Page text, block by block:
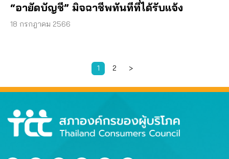
“อายัดบัญชี” มิจฉาชีพทันทีที่ได้รับแจ้ง
18 กรกฎาคม 2566
1 2 >